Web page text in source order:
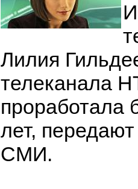
Лилия
телеканала
проработала
лет,
СМИ.